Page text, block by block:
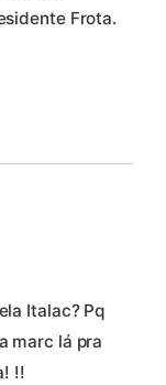
Frota.
Italac? Pq
marc lá pra
!!